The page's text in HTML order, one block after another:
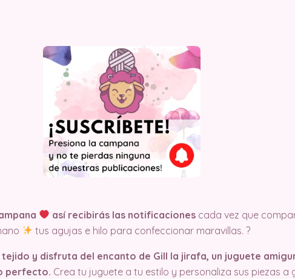
así recibirás las notificaciones cada vez que
tus agujas e hilo para confeccionar maravillas. ?
y disfruta del encanto de Gill la jirafa, un juguete
perfecto. Crea tu juguete a tu estilo y personaliza sus piezas a